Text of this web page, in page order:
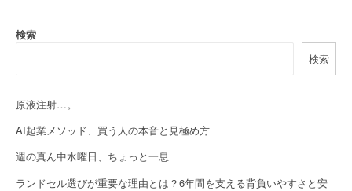
a
i
g
a
t
検索
検索
原液注射…。
AI起業メソッド、買う人の本音と見極め方
週の真ん中水曜日、ちょっと一息
ランドセル選びが重要な理由とは？6年間を支える背負いやすさと安